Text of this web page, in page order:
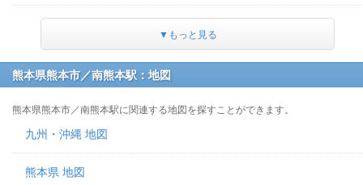
▼もっと見る
熊本県熊本市／南熊本駅：地図
熊本県熊本市／南熊本駅に関連する地図を探すことができます。
九州・沖縄 地図
熊本県 地図